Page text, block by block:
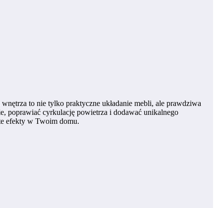
to nie tylko praktyczne układanie mebli, ale prawdziwa
poprawiać cyrkulację powietrza i dodawać unikalnego
efekty w Twoim domu.